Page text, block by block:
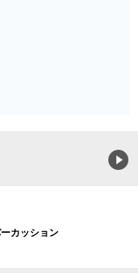
カッション